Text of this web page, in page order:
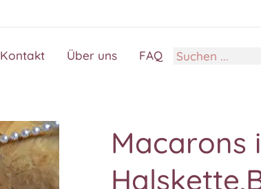
Kontakt Über uns FAQ
Macarons